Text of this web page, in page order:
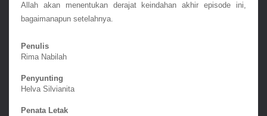
Allah akan menentukan derajat keindahan akhir episode ini,
bagaimanapun setelahnya.
Penulis
Rima Nabilah
Penyunting
Helva Silvianita
Penata Letak